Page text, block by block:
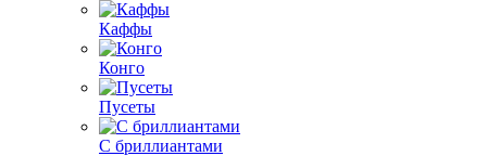
Каффы
Конго
Пусеты
С бриллиантами